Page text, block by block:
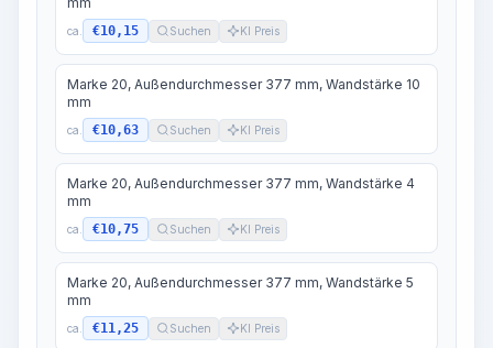
ca. €10,15 Suchen KI Preis
Marke 20, Außendurchmesser 377 mm, Wandstärke 10
mm
ca. €10,63 Suchen KI Preis
Marke 20, Außendurchmesser 377 mm, Wandstärke 4
mm
ca. €10,75 Suchen KI Preis
Marke 20, Außendurchmesser 377 mm, Wandstärke 5
mm
ca. €11,25 Suchen KI Preis